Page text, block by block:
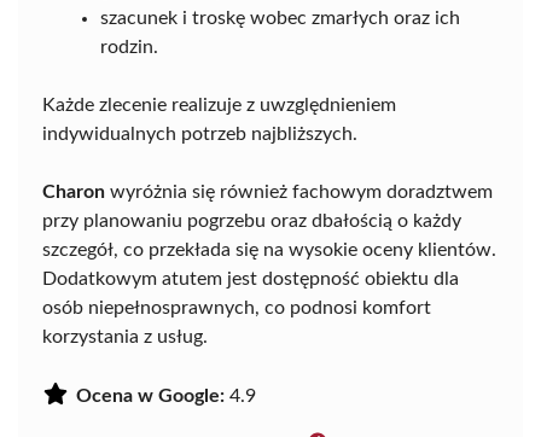
szacunek i troskę wobec zmarłych oraz ich
rodzin.
Każde zlecenie realizuje z uwzględnieniem
indywidualnych potrzeb najbliższych.
Charon wyróżnia się również fachowym doradztwem
przy planowaniu pogrzebu oraz dbałością o każdy
szczegół, co przekłada się na wysokie oceny klientów.
Dodatkowym atutem jest dostępność obiektu dla
osób niepełnosprawnych, co podnosi komfort
korzystania z usług.
Ocena w Google: 4.9